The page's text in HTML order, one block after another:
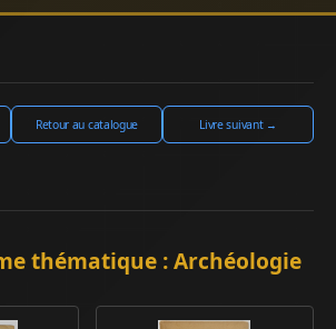
Retour au catalogue Livre suivant →
thématique : Archéologie